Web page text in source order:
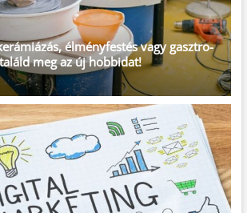
élményfestés vagy gasztro-
meg az új hobbidat!